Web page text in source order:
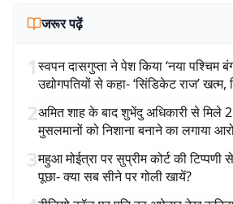
जरूर पढ़ें
1स्वपन दासगुप्ता ने पेश किया ‘नया पश्चिम
उद्योगपतियों से कहा- ‘सिंडिकेट राज’ खत्म,
2अमित शाह के बाद शुभेंदु अधिकारी से मिले
मुसलमानों को निशाना बनाने का लगाया
3महुआ मोईत्रा पर सुप्रीम कोर्ट की
पूछा- क्या सब सीने पर गोली खायें?